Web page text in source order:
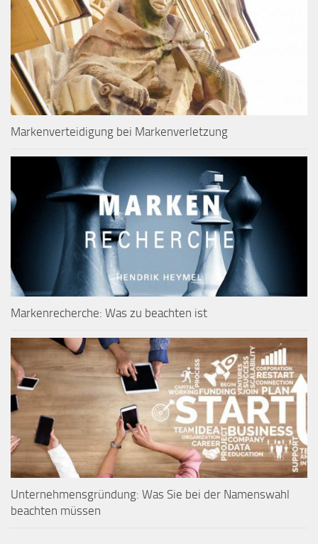
Markenverteidigung bei Markenverletzung
Markenrecherche: Was zu beachten ist
Unternehmensgründung: Was Sie bei der Namenswahl
beachten müssen